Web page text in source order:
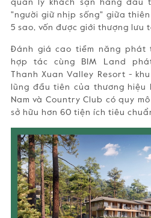
"người giữ nhịp sống" giữa
5 sao, vốn được giới thượng lưu
Đánh giá cao tiềm năng phát
hợp tác cùng BIM Land
Thanh Xuan Valley Resort -
lũng đầu tiên của thương
Nam và Country Club có quy
sở hữu hơn 60 tiện ích tiêu